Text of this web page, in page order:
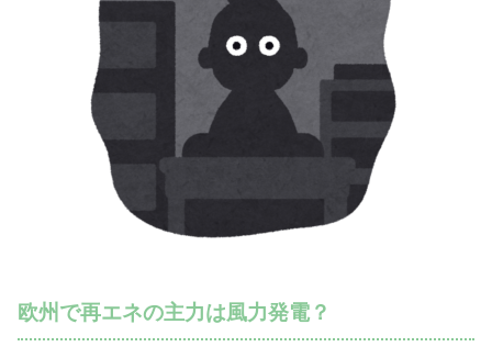
欧州で再エネの主力は風力発電？